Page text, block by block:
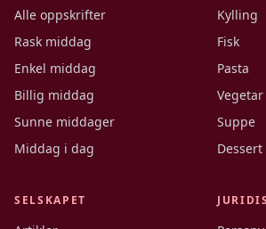
Alle oppskrifter
Rask middag
Enkel middag
Billig middag
Sunne middager
Middag i dag
Kylling
Fisk
Pasta
Vegetar
Suppe
Dessert
SELSKAPET